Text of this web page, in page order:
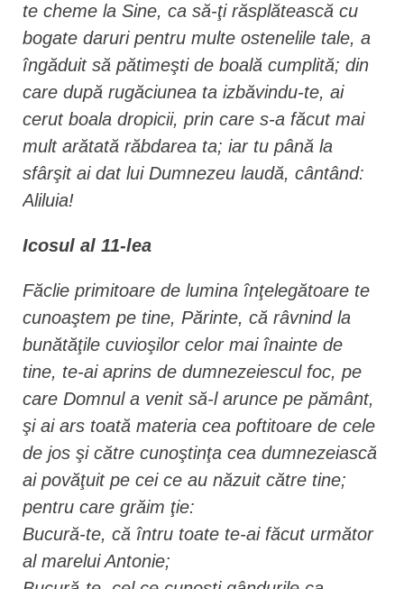
te cheme la Sine, ca să-ţi răsplătească cu
bogate daruri pentru multe ostenelile tale, a
îngăduit să pătimeşti de boală cumplită; din
care după rugăciunea ta izbăvindu-te, ai
cerut boala dropicii, prin care s-a făcut mai
mult arătată răbdarea ta; iar tu până la
sfârşit ai dat lui Dumnezeu laudă, cântând:
Aliluia!
Icosul al 11-lea
Făclie primitoare de lumina înţelegătoare te
cunoaştem pe tine, Părinte, că râvnind la
bunătăţile cuvioşilor celor mai înainte de
tine, te-ai aprins de dumnezeiescul foc, pe
care Domnul a venit să-l arunce pe pământ,
şi ai ars toată materia cea poftitoare de cele
de jos şi către cunoştinţa cea dumnezeiască
ai povăţuit pe cei ce au năzuit către tine;
pentru care grăim ţie:
Bucură-te, că întru toate te-ai făcut următor
al marelui Antonie;